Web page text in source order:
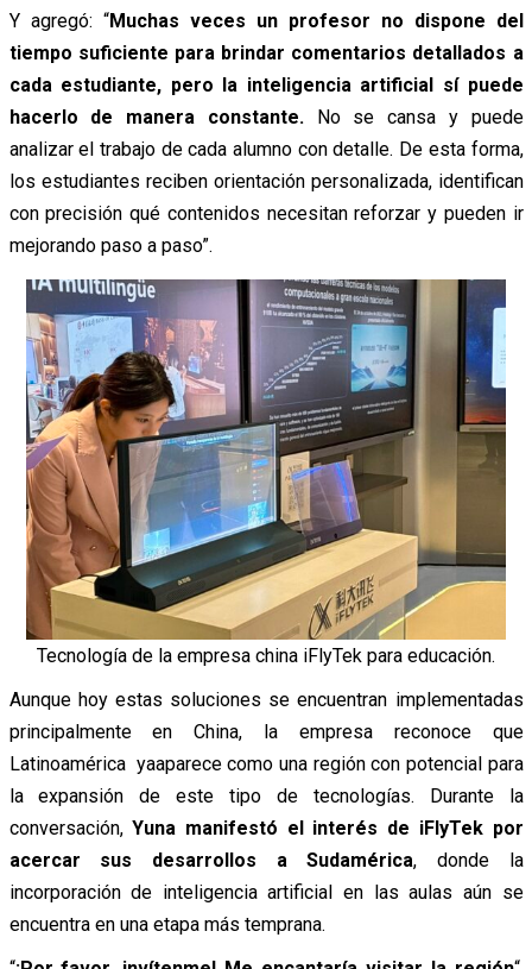
Y agregó: “Muchas veces un profesor no dispone del
tiempo suficiente para brindar comentarios detallados a
cada estudiante, pero la inteligencia artificial sí puede
hacerlo de manera constante.
No se cansa y puede
analizar el trabajo de cada alumno con detalle. De esta forma,
los estudiantes reciben orientación personalizada, identifican
con precisión qué contenidos necesitan reforzar y pueden ir
mejorando paso a paso”.
Tecnología de la empresa china iFlyTek para educación.
Aunque hoy estas soluciones se encuentran implementadas
principalmente en China, la empresa reconoce que
Latinoamérica yaaparece como una región con potencial para
la expansión de este tipo de tecnologías. Durante la
conversación,Yuna manifestó el interés de iFlyTek por
acercar sus desarrollos a Sudamérica, donde la
incorporación de inteligencia artificial en las aulas aún se
encuentra en una etapa más temprana.